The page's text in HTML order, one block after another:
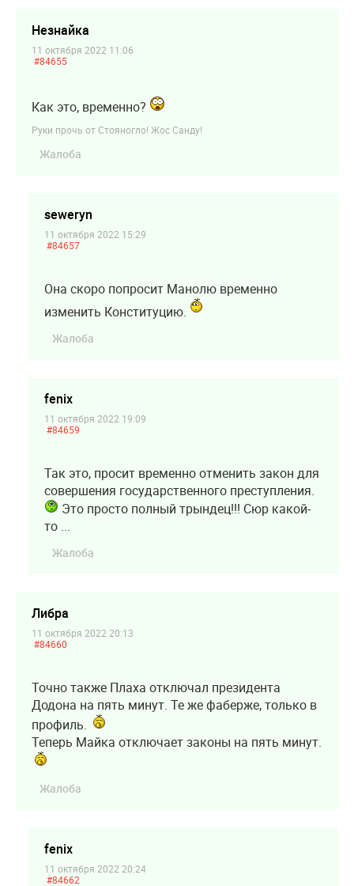
Незнайка
11 октября 2022 11:06
#84655
Как это, временно?
Руки прочь от Стояногло! Жос Санду!
Жалоба
seweryn
11 октября 2022 15:29
#84657
Она скоро попросит Манолю временно
изменить Конституцию.
Жалоба
fenix
11 октября 2022 19:09
#84659
Так это, просит временно отменить закон для
совершения государственного преступления.
Это просто полный трындец!!! Сюр какой-
то ...
Жалоба
Либра
11 октября 2022 20:13
#84660
Точно также Плаха отключал президента
Додона на пять минут. Те же фаберже, только в
профиль.
Теперь Майка отключает законы на пять минут.
Жалоба
fenix
11 октября 2022 20:24
#84662